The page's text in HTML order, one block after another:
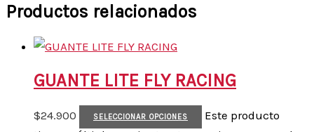
Productos relacionados
GUANTE LITE FLY RACING
$24.900 SELECCIONAR OPCIONES
Este producto